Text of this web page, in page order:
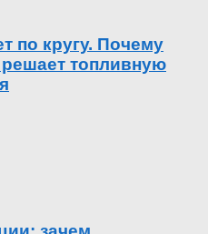
по кругу. Почему
решает топливную